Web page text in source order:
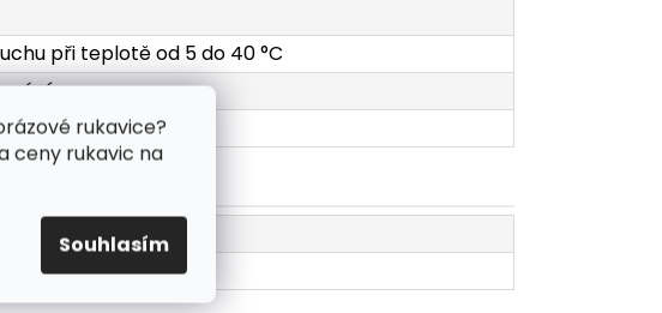
rukavice?
ceny rukavic na
Souhlasím
při teplotě od 5 do 40 °C